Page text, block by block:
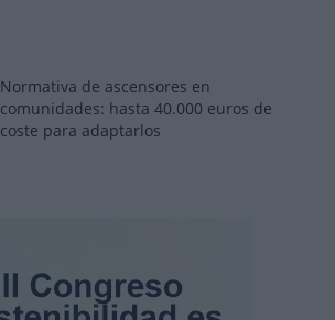
Normativa de ascensores en
comunidades: hasta 40.000 euros de
coste para adaptarlos